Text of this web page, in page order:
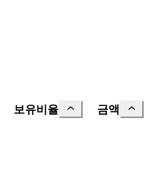
보유비율 금액